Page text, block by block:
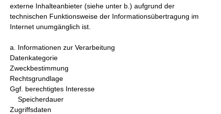
externe Inhalteanbieter (siehe unter b.) aufgrund der
technischen Funktionsweise der Informationsübertragung im
Internet unumgänglich ist.
a. Informationen zur Verarbeitung
Datenkategorie
Zweckbestimmung
Rechtsgrundlage
Ggf. berechtigtes Interesse
Speicherdauer
Zugriffsdaten